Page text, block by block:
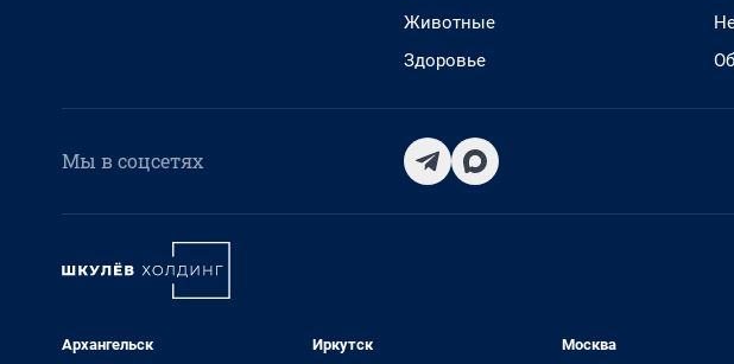
Животные
Здоровье
Мы в соцсетях
Архангельск Иркутск Москва